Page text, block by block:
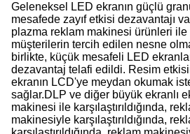
Geleneksel LED ekranın güçlü
mesafede zayıf etkisi dezavantajı
plazma reklam makinesi ürünleri ile
müşterilerin tercih edilen nesne
birlikte, küçük mesafeli LED
dezavantaj telafi edildi. Resim
ekranın LCD'ye meydan okumak
sağlar.DLP ve diğer büyük ekranlı
makinesi ile karşılaştırıldığında,
makinesiyle karşılaştırıldığında,